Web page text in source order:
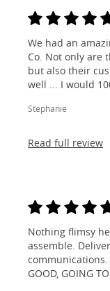
We had an
Co. Not only
but also their
well ... I would
Stephanie
Read full review
Nothing flimsy
assemble.
communications.
GOOD, GOING